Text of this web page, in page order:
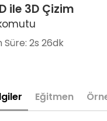
komutu
ile 3D Çizim
Süre: 2s 26dk
Eğitmen